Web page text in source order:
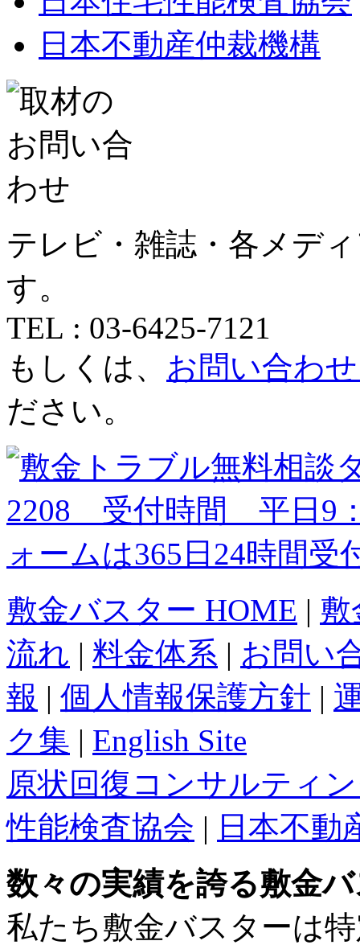
日本不動産仲裁機構
テレビ・雑誌・各メデ
す。
TEL : 03-6425-7121
もしくは、 お問い合わ
ださい。
敷金バスター HOME | 敷
流れ | 料金体系 | お問い
報 | 個人情報保護方針 |
ク集 | English Site
原状回復コンサルティ
性能検査協会 | 日本不動
数々の実績を誇る敷金
私たち敷金バスターは